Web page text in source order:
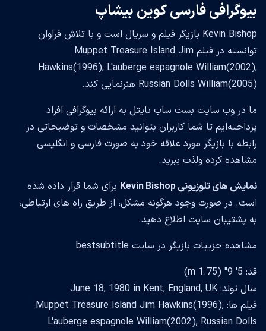
بیوگرافی فارسی کوین بیشاپ
Kevin Bishop بازیگر فیلم و سریال است و با تلاش فراوان
توانسته در فیلم Muppet Treasure Island Jim
Hawkins(1996), L'auberge espagnole William(2002),
Russian Dolls William(2005) هنرنمایی کند.
ما در وب سایت بست ساب تایتل به ارائه بیوگرافی افراد
پرداخته‌ایم تا شما کاربران بتوانید مشخصات و توضیحاتی در
رابطه با بازیگر مورد علاقه خود به صورت فارسی و انگلیسی
مشاهده کرده ولذت ببرید.
نمایش های تلوزیونی Kevin Bishop
برای شما قرار داده شده
است. در صورت وجود هرگونه مشکل، از طریق راه های ارتباطی،
به پشتیبان سایت اطلاع دهید.
مشاهده جزییات بازیگر در سایت bestsubtitle
قد: 5' 9" (1.75 m)
سال تولد: June 18, 1980 in Kent, England, UK
فیلم ها: Muppet Treasure Island Jim Hawkins(1996),
L'auberge espagnole William(2002), Russian Dolls